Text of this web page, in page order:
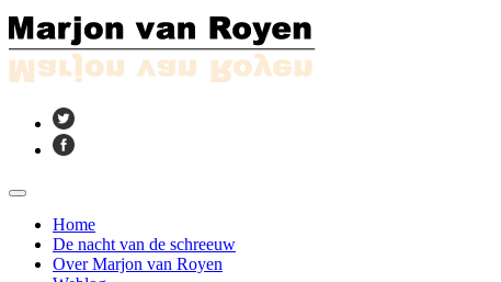
Home
De nacht van de schreeuw
Over Marjon van Royen